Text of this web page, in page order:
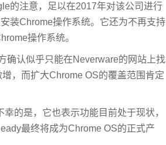
的注意，足以在2017年对该公司进行
装Chrome操作系统。它还为不再支持
操作系统。
确认似乎只能在Neverware的网站上找
，而扩大Chrome OS的覆盖范围肯定
的是，它也表示功能目前处于现状，
最终将成为Chrome OS的正式产